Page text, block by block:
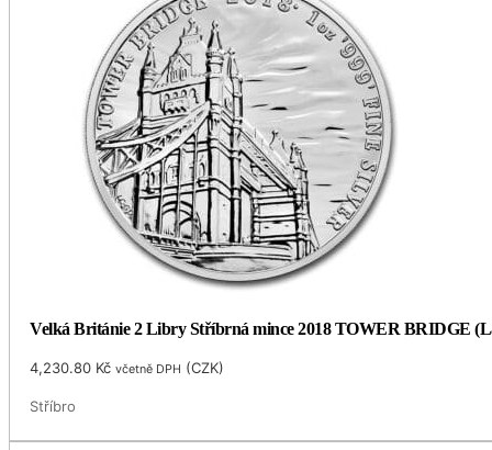
Velká Británie 2 Libry Stříbrná mince 2018 TOWER BRIDGE
4,230.80 Kč včetně DPH (CZK)
Stříbro